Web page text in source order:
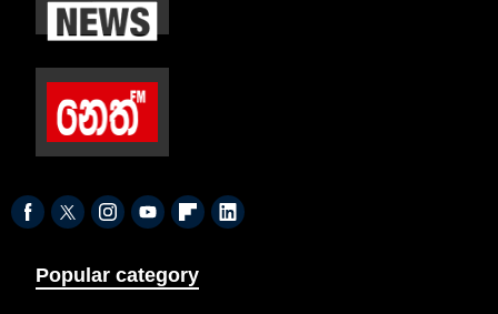
Popular category